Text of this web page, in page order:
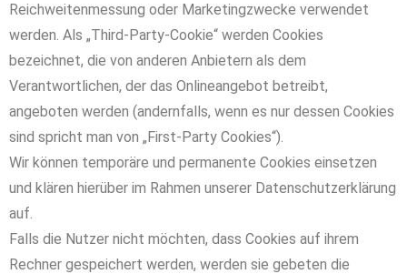
Reichweitenmessung oder Marketingzwecke verwendet
werden. Als „Third-Party-Cookie“ werden Cookies
bezeichnet, die von anderen Anbietern als dem
Verantwortlichen, der das Onlineangebot betreibt,
angeboten werden (andernfalls, wenn es nur dessen Cookies
sind spricht man von „First-Party Cookies“).
Wir können temporäre und permanente Cookies einsetzen
und klären hierüber im Rahmen unserer Datenschutzerklärung
auf.
Falls die Nutzer nicht möchten, dass Cookies auf ihrem
Rechner gespeichert werden, werden sie gebeten die